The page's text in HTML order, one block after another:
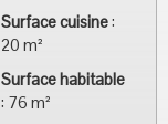
Surface cuisine:
20 m²
Surface habitable
: 76 m²